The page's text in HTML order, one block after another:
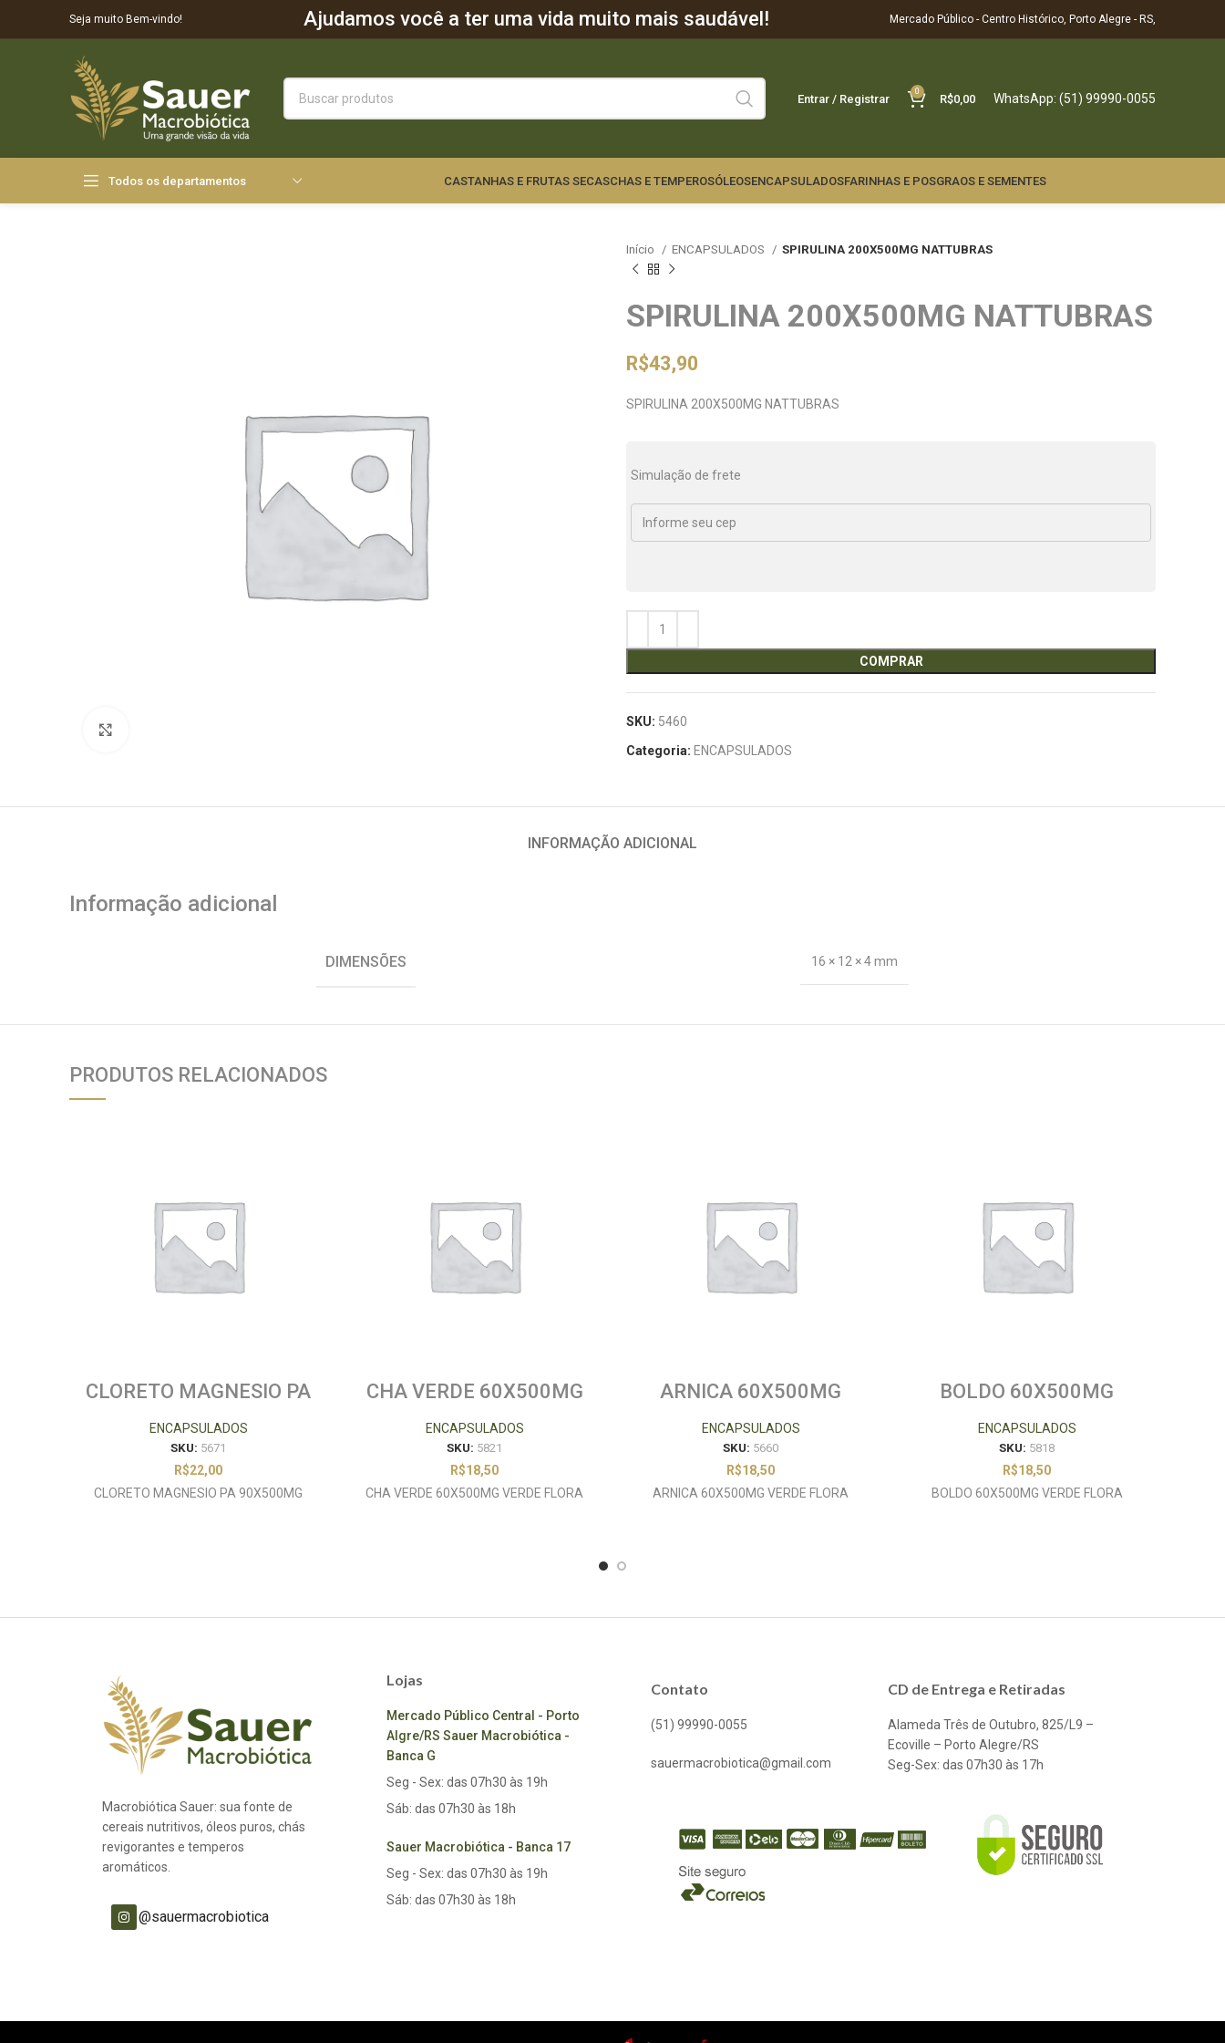
Seja muito Bem-vindo! Ajudamos você a ter uma vida muito mais saudável! Mercado Público - Centro Histórico, Porto Alegre - RS,
Entrar / Registrar
0
R$0,00 WhatsApp: (51) 99990-0055
Todos os departamentos CASTANHAS E FRUTAS SECASCHAS E TEMPEROSÓLEOSENCAPSULADOSFARINHAS E POSGRAOS E SEMENTES
Início ENCAPSULADOS SPIRULINA 200X500MG NATTUBRAS
SPIRULINA 200X500MG NATTUBRAS
R$43,90
SPIRULINA 200X500MG NATTUBRAS
Simulação de frete
COMPRAR
SKU: 5460
Categoria: ENCAPSULADOS
INFORMAÇÃO ADICIONAL
Informação adicional
DIMENSÕES 16 × 12 × 4 mm
PRODUTOS RELACIONADOS
CLORETO MAGNESIO PA
ENCAPSULADOS
SKU: 5671
R$22,00
CLORETO MAGNESIO PA 90X500MG
CHA VERDE 60X500MG
ENCAPSULADOS
SKU: 5821
R$18,50
CHA VERDE 60X500MG VERDE FLORA
ARNICA 60X500MG
ENCAPSULADOS
SKU: 5660
R$18,50
ARNICA 60X500MG VERDE FLORA
BOLDO 60X500MG
ENCAPSULADOS
SKU: 5818
R$18,50
BOLDO 60X500MG VERDE FLORA
Macrobiótica Sauer: sua fonte de
cereais nutritivos, óleos puros, chás
revigorantes e temperos
aromáticos.
@sauermacrobiotica
Lojas
Mercado Público Central - Porto
Algre/RS Sauer Macrobiótica -
Banca G
Seg - Sex: das 07h30 às 19h
Sáb: das 07h30 às 18h
Sauer Macrobiótica - Banca 17
Seg - Sex: das 07h30 às 19h
Sáb: das 07h30 às 18h
Contato
(51) 99990-0055
sauermacrobiotica@gmail.com
CD de Entrega e Retiradas
Alameda Três de Outubro, 825/L9 –
Ecoville – Porto Alegre/RS
Seg-Sex: das 07h30 às 17h